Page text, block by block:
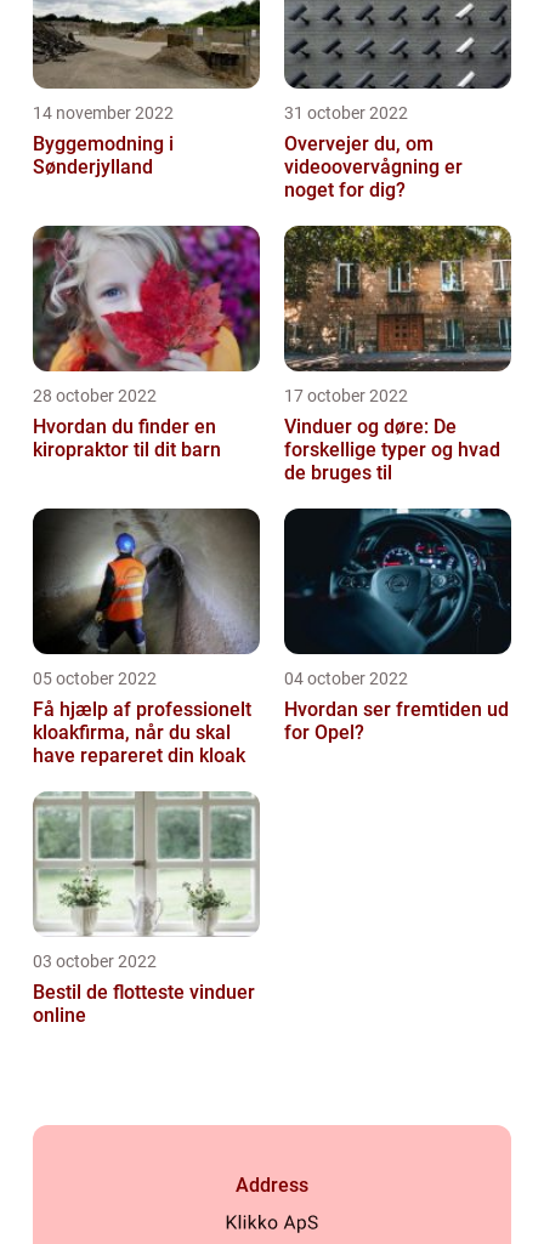
14 november 2022
Byggemodning i
Sønderjylland
31 october 2022
Overvejer du, om
videoovervågning er
noget for dig?
28 october 2022
Hvordan du finder en
kiropraktor til dit barn
17 october 2022
Vinduer og døre: De
forskellige typer og hvad
de bruges til
05 october 2022
Få hjælp af professionelt
kloakfirma, når du skal
have repareret din kloak
04 october 2022
Hvordan ser fremtiden ud
for Opel?
03 october 2022
Bestil de flotteste vinduer
online
Address